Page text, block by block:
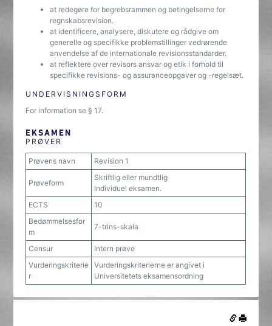
at redegøre for begrebsrammen og betingelserne for
regnskabsrevision.
at identificere, analysere, diskutere og rådgive om
generelle og specifikke problemstillinger vedrørende
anvendelse af de internationale revisionsstandarder.
at reflektere over revisors ansvar og etik i forhold til
specifikke revisions- og assuranceopgaver og -regelsæt.
UNDERVISNINGSFORM
For information se § 17.
EKSAMEN
PRØVER
Prøvens navn Revision 1
Prøveform
Skriftlig eller mundtlig
Individuel eksamen.
ECTS
10
Bedømmelsesfor
m
7-trins-skala
Censur
Intern prøve
Vurderingskriterie
r
Vurderingskriterierne er angivet i
Universitetets eksamensordning